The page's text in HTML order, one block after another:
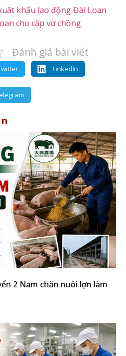
khẩu lao động Đài Loan
cho cặp vợ chồng
Đánh giá bài viết
LinkedIn
2 Nam chăn nuôi lợn làm